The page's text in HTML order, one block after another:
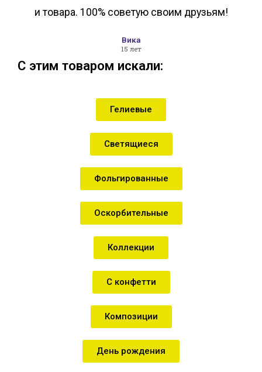
и товара. 100% советую своим друзьям!
Вика
15 лет
С этим товаром искали:
Гелиевые
Светящиеся
Фольгированные
Оскорбительные
Коллекции
С конфетти
Композиции
День рождения